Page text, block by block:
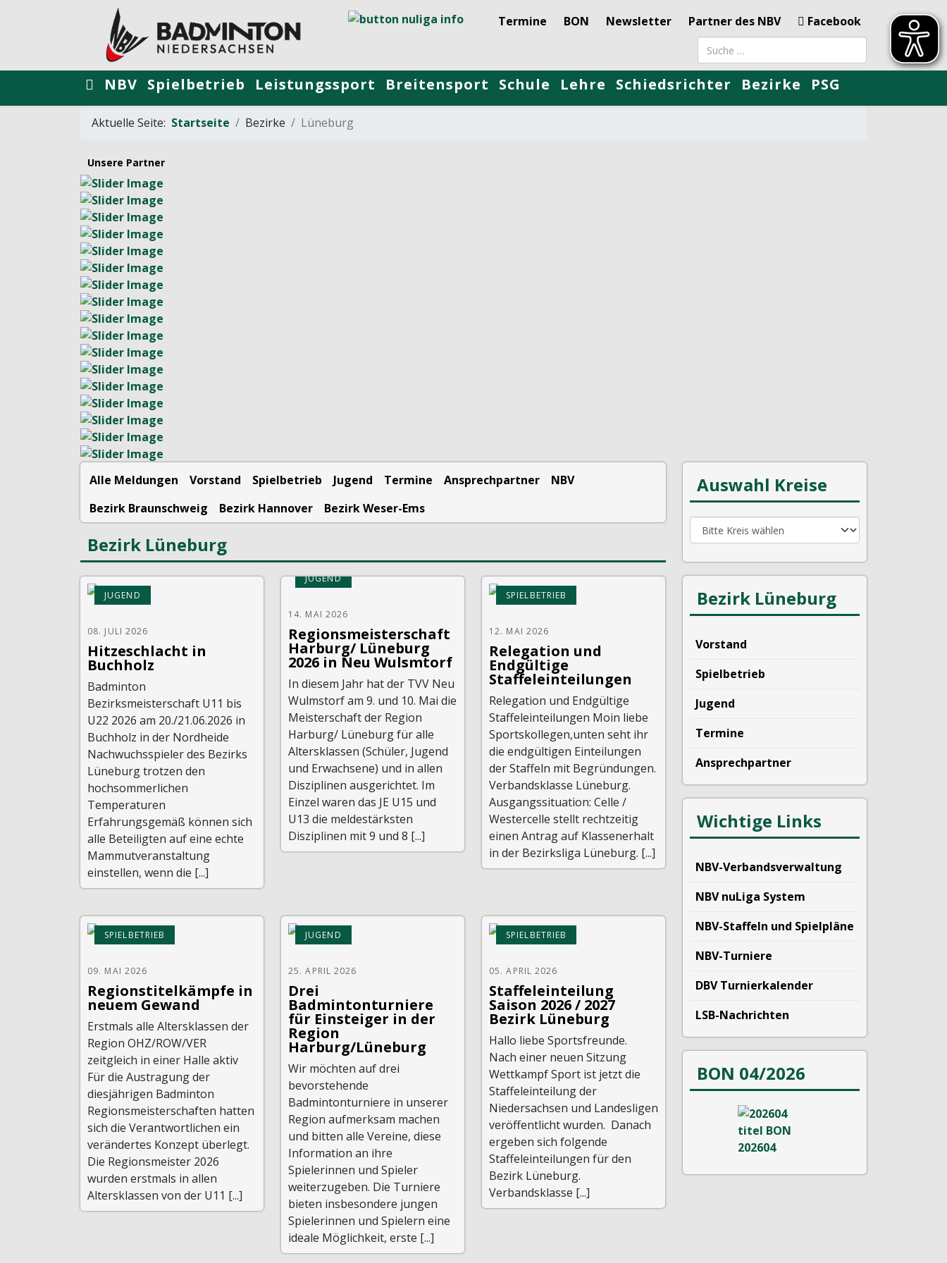
Termine BON Newsletter Partner des NBV
Facebook
Suchbegriff
NBV Spielbetrieb Leistungssport Breitensport Schule Lehre Schiedsrichter Bezirke PSG
Aktuelle Seite: Startseite Bezirke Lüneburg
Unsere Partner
Alle Meldungen Vorstand Spielbetrieb Jugend Termine Ansprechpartner
NBV
Bezirk Braunschweig
Bezirk Hannover Bezirk Weser-Ems
Bezirk Lüneburg
JUGEND
08. JULI 2026
Hitzeschlacht in
Buchholz
Badminton
Bezirksmeisterschaft U11 bis
U22 2026 am 20./21.06.2026 in
Buchholz in der Nordheide
Nachwuchsspieler des Bezirks
Lüneburg trotzen den
hochsommerlichen
Temperaturen
Erfahrungsgemäß können sich
alle Beteiligten auf eine echte
Mammutveranstaltung
einstellen, wenn die [...]
JUGEND
14. MAI 2026
Regionsmeisterschaft
Harburg/ Lüneburg
2026 in Neu Wulsmtorf
In diesem Jahr hat der TVV Neu
Wulmstorf am 9. und 10. Mai die
Meisterschaft der Region
Harburg/ Lüneburg für alle
Altersklassen (Schüler, Jugend
und Erwachsene) und in allen
Disziplinen ausgerichtet. Im
Einzel waren das JE U15 und
U13 die meldestärksten
Disziplinen mit 9 und 8 [...]
SPIELBETRIEB
12. MAI 2026
Relegation und
Endgültige
Staffeleinteilungen
Relegation und Endgültige
Staffeleinteilungen Moin liebe
Sportskollegen,unten seht ihr
die endgültigen Einteilungen
der Staffeln mit Begründungen.
Verbandsklasse Lüneburg.
Ausgangssituation: Celle /
Westercelle stellt rechtzeitig
einen Antrag auf Klassenerhalt
in der Bezirksliga Lüneburg. [...]
SPIELBETRIEB
09. MAI 2026
Regionstitelkämpfe in
neuem Gewand
Erstmals alle Altersklassen der
Region OHZ/ROW/VER
zeitgleich in einer Halle aktiv
Für die Austragung der
diesjährigen Badminton
Regionsmeisterschaften hatten
sich die Verantwortlichen ein
verändertes Konzept überlegt.
Die Regionsmeister 2026
wurden erstmals in allen
Altersklassen von der U11 [...]
JUGEND
25. APRIL 2026
Drei
Badmintonturniere
für Einsteiger in der
Region
Harburg/Lüneburg
Wir möchten auf drei
bevorstehende
Badmintonturniere in unserer
Region aufmerksam machen
und bitten alle Vereine, diese
Information an ihre
Spielerinnen und Spieler
weiterzugeben. Die Turniere
bieten insbesondere jungen
Spielerinnen und Spielern eine
ideale Möglichkeit, erste [...]
SPIELBETRIEB
05. APRIL 2026
Staffeleinteilung
Saison 2026 / 2027
Bezirk Lüneburg
Hallo liebe Sportsfreunde.
Nach einer neuen Sitzung
Wettkampf Sport ist jetzt die
Staffeleinteilung der
Niedersachsen und Landesligen
veröffentlicht wurden. Danach
ergeben sich folgende
Staffeleinteilungen für den
Bezirk Lüneburg.
Verbandsklasse [...]
Auswahl Kreise
Bezirk Lüneburg
Vorstand
Spielbetrieb
Jugend
Termine
Ansprechpartner
Wichtige Links
NBV-Verbandsverwaltung
NBV nuLiga System
NBV-Staffeln und Spielpläne
NBV-Turniere
DBV Turnierkalender
LSB-Nachrichten
BON 04/2026